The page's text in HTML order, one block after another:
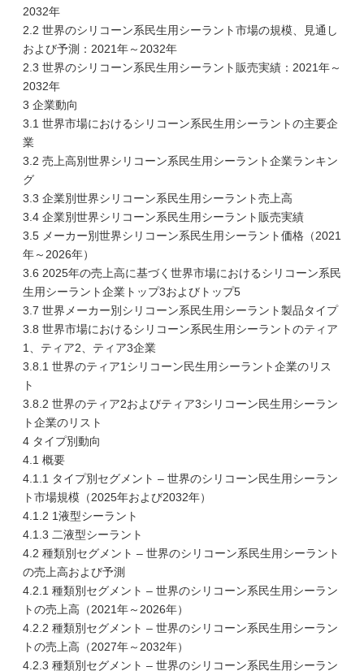
2032年
2.2 世界のシリコーン系民生用シーラント市場の規模、見通し
および予測：2021年～2032年
2.3 世界のシリコーン系民生用シーラント販売実績：2021年～
2032年
3 企業動向
3.1 世界市場におけるシリコーン系民生用シーラントの主要企
業
3.2 売上高別世界シリコーン系民生用シーラント企業ランキン
グ
3.3 企業別世界シリコーン系民生用シーラント売上高
3.4 企業別世界シリコーン系民生用シーラント販売実績
3.5 メーカー別世界シリコーン系民生用シーラント価格（2021
年～2026年）
3.6 2025年の売上高に基づく世界市場におけるシリコーン系民
生用シーラント企業トップ3およびトップ5
3.7 世界メーカー別シリコーン系民生用シーラント製品タイプ
3.8 世界市場におけるシリコーン系民生用シーラントのティア
1、ティア2、ティア3企業
3.8.1 世界のティア1シリコーン民生用シーラント企業のリス
ト
3.8.2 世界のティア2およびティア3シリコーン民生用シーラン
ト企業のリスト
4 タイプ別動向
4.1 概要
4.1.1 タイプ別セグメント – 世界のシリコーン民生用シーラン
ト市場規模（2025年および2032年）
4.1.2 1液型シーラント
4.1.3 二液型シーラント
4.2 種類別セグメント – 世界のシリコーン系民生用シーラント
の売上高および予測
4.2.1 種類別セグメント – 世界のシリコーン系民生用シーラン
トの売上高（2021年～2026年）
4.2.2 種類別セグメント – 世界のシリコーン系民生用シーラン
トの売上高（2027年～2032年）
4.2.3 種類別セグメント – 世界のシリコーン系民生用シーラン